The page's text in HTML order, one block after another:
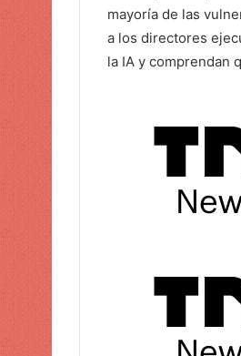
mayoría de las
a los directores
la IA y comprendan